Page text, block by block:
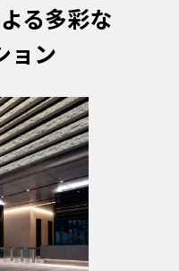
る多彩な
ョン